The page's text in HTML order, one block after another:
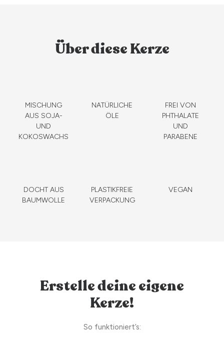
Über diese Kerze
MISCHUNG
AUS SOJA-
UND
KOKOSWACHS
NATÜRLICHE
ÖLE
FREI VON
PHTHALATE
UND
PARABENE
DOCHT AUS
BAUMWOLLE
PLASTIKFREIE
VERPACKUNG
VEGAN
Erstelle deine eigene
Kerze!
So funktioniert’s: